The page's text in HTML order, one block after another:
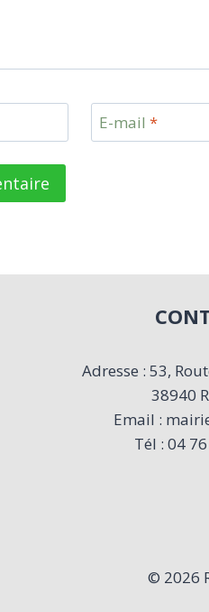
E-mail *
Adresse : 53,
38940
Email :
Tél : 04
© 2026